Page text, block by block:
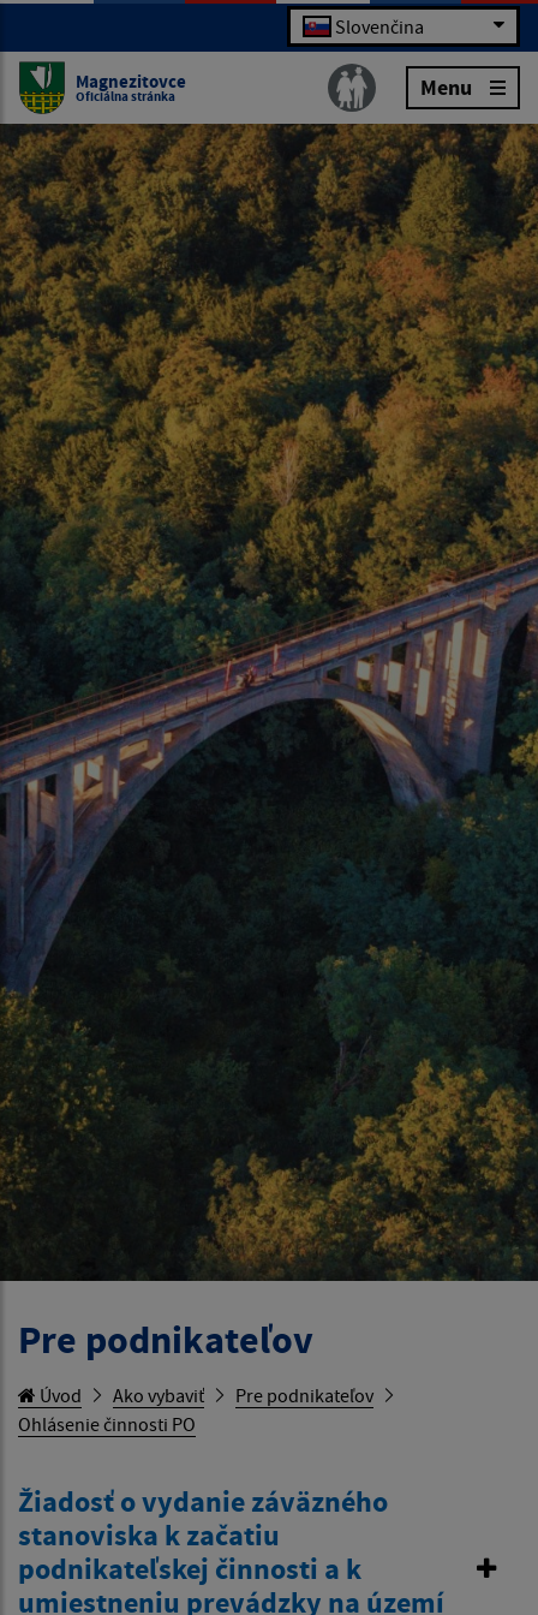
Slovenčina
Magnezitovce
Oficiálna stránka Menu
Pre podnikateľov
Úvod Ako vybaviť
Pre podnikateľov
Ohlásenie činnosti PO
Žiadosť o vydanie záväzného
stanoviska k začatiu
podnikateľskej činnosti a k
umiestneniu prevádzky na území